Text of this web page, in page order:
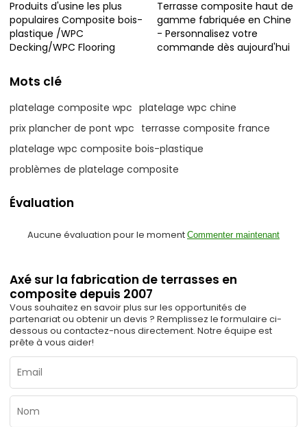
Produits d'usine les plus
populaires Composite bois-
plastique /WPC
Decking/WPC Flooring
Terrasse composite haut de
gamme fabriquée en Chine
- Personnalisez votre
commande dès aujourd'hui
Mots clé
platelage composite wpc platelage wpc chine
prix plancher de pont wpc terrasse composite france
platelage wpc composite bois-plastique
problèmes de platelage composite
Évaluation
Aucune évaluation pour le moment Commenter maintenant
Axé sur la fabrication de terrasses en
composite depuis 2007
Vous souhaitez en savoir plus sur les opportunités de
partenariat ou obtenir un devis ? Remplissez le formulaire ci-
dessous ou contactez-nous directement. Notre équipe est
prête à vous aider!